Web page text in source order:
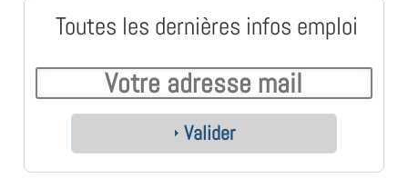
Toutes les dernières infos emploi
Valider